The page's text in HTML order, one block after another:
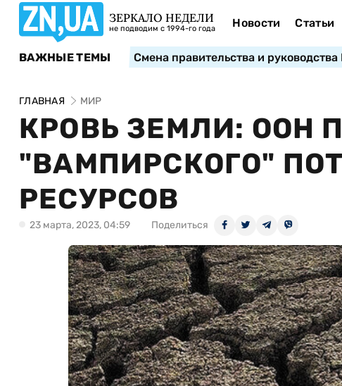
ЗЕРКАЛО НЕДЕЛИ
не подводим с 1994-го года Новости Статьи
ВАЖНЫЕ ТЕМЫ Смена правительства и
ГЛАВНАЯ МИР
КРОВЬ ЗЕМЛИ: ООН
"ВАМПИРСКОГО"
РЕСУРСОВ
23 марта, 2023, 04:59 Поделиться